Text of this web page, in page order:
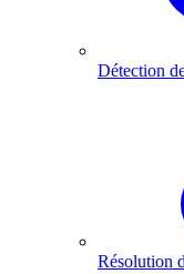
Détection
Résolution